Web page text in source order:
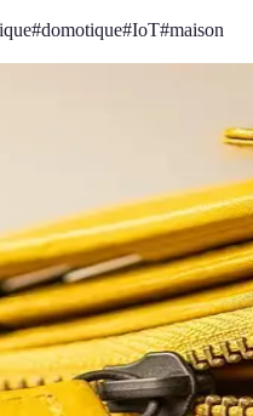
#domotique#IoT#maison